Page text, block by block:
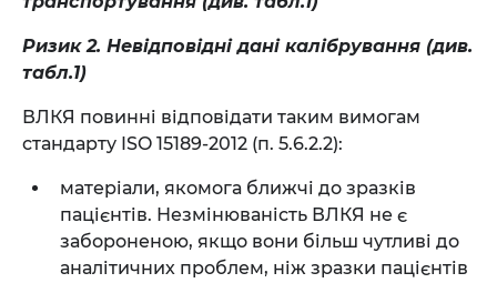
Ризик 2. Невідповідні дані калібрування (див.
табл.1)
ВЛКЯ повинні відповідати таким вимогам
стандарту ISO 15189-2012 (п. 5.6.2.2):
матеріали, якомога ближчі до зразків
пацієнтів. Незмінюваність ВЛКЯ не є
забороненою, якщо вони більш чутливі до
аналітичних проблем, ніж зразки пацієнтів